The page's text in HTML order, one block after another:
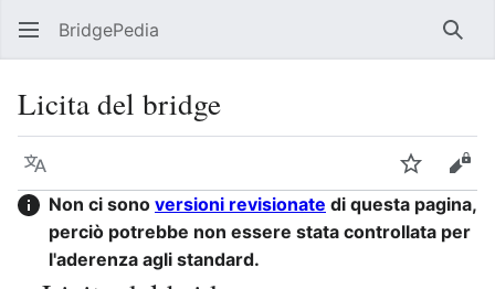
BridgePedia
Licita del bridge
Lingua Segui
Non ci sono versioni revisionate di questa pagina,
perciò potrebbe non essere stata controllata per
l'aderenza agli standard.